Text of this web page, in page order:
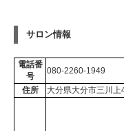
サロン情報
電話番
号
080-2260-1949
住所
大分県大分市三川上